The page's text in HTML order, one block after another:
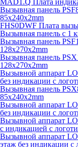
MAD1.Q Плата
Вызывная панель
85х240х2mm
FHS0DWF Плата
Вызывная панель с 1
Вызывная панель
128х270х2mm
Вызывная панель
128х270х2mm
Вызывной аппарат
без индикации с
Вызывная панель
85х240х2mm
Вызывной аппарат
без индикации с
Вызывной аппарат
с индикацией с
Вызывной аппарат
этаж без индикации с